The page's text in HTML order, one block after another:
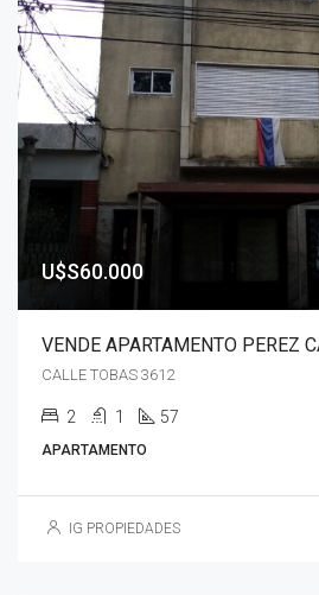
U$S60.000
CALLE TOBAS 3612
2 1 57
APARTAMENTO
IG PROPIEDADES